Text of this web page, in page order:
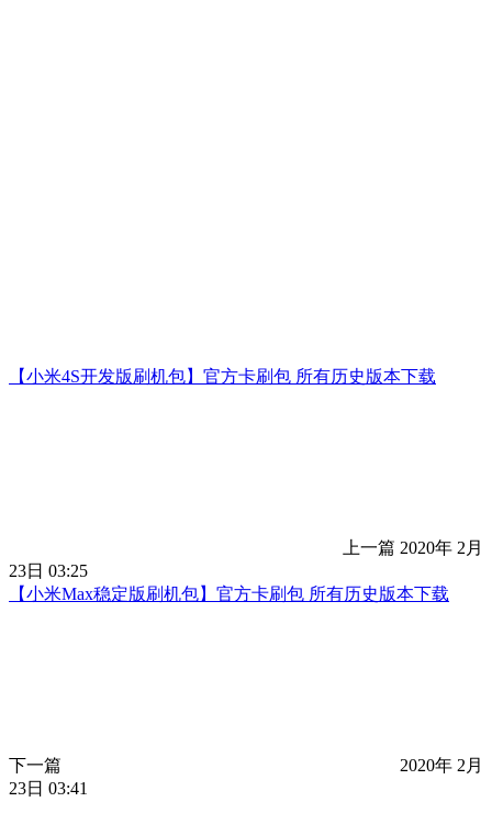
【小米4S开发版刷机包】官方卡刷包 所有历史版本下载
上一篇 2020年 2月
23日 03:25
【小米Max稳定版刷机包】官方卡刷包 所有历史版本下载
下一篇
2020年 2月
23日 03:41